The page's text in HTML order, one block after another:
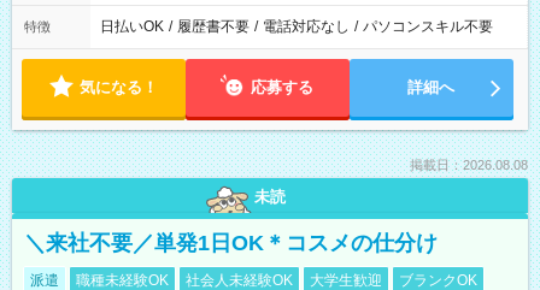
特徴 日払いOK / 履歴書不要 / 電話対応なし / パソコンスキル不要
気になる！ 応募する 詳細へ
掲載日：2026.08.08
未読
＼来社不要／単発1日OK＊コスメの仕分け
派遣 職種未経験OK 社会人未経験OK 大学生歓迎
ブランクOK